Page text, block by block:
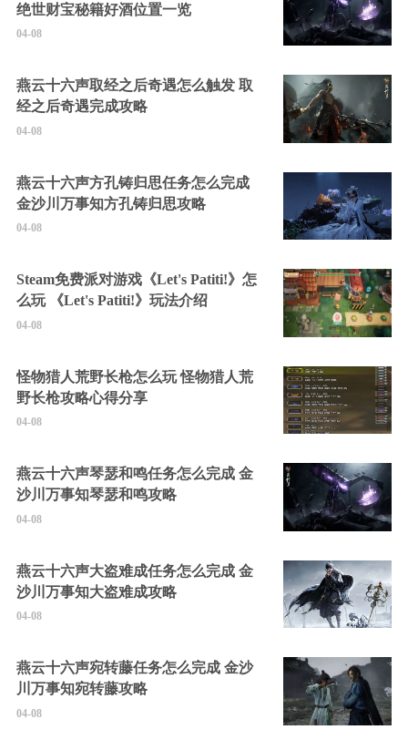
绝世财宝秘籍好酒位置一览
04-08
燕云十六声取经之后奇遇怎么触发 取
经之后奇遇完成攻略
04-08
燕云十六声方孔铸归思任务怎么完成
金沙川万事知方孔铸归思攻略
04-08
Steam免费派对游戏《Let's Patiti!》怎
么玩 《Let's Patiti!》玩法介绍
04-08
怪物猎人荒野长枪怎么玩 怪物猎人荒
野长枪攻略心得分享
04-08
燕云十六声琴瑟和鸣任务怎么完成 金
沙川万事知琴瑟和鸣攻略
04-08
燕云十六声大盗难成任务怎么完成 金
沙川万事知大盗难成攻略
04-08
燕云十六声宛转藤任务怎么完成 金沙
川万事知宛转藤攻略
04-08